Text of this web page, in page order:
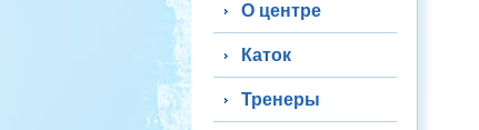
О центре
Каток
Тренеры